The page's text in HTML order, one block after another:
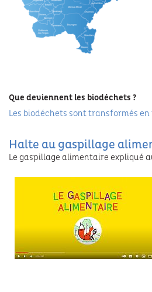
Que deviennent les biodéchets ?
Les biodéchets sont transformés en
Halte au gaspillage
Le gaspillage alimentaire expliqué